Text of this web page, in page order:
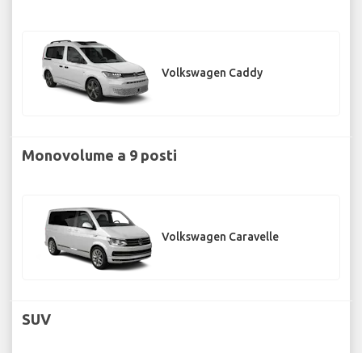
Volkswagen Caddy
Monovolume a 9 posti
Volkswagen Caravelle
SUV